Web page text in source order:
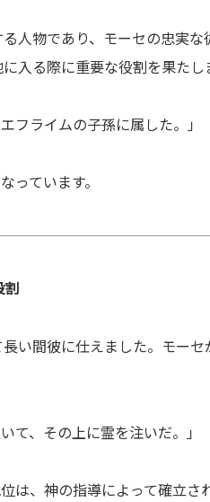
人物であり、モーセの忠実
入る際に重要な役割を果たし
フライムの子孫に属した。」
っています。
割
い間彼に仕えました。モー
て、その上に霊を注いだ。」
は、神の指導によって確立さ